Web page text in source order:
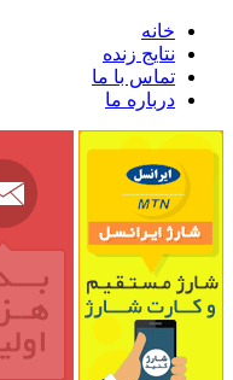
خانه
نتایج زنده
تماس با ما
درباره ما